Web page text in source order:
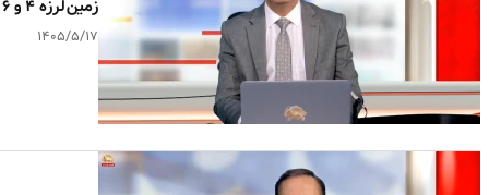
زمین‌لرزه ۴ و ۶ دهم ریشتری گلباف کرمان را لرزاند
۱۴۰۵/۵/۱۷